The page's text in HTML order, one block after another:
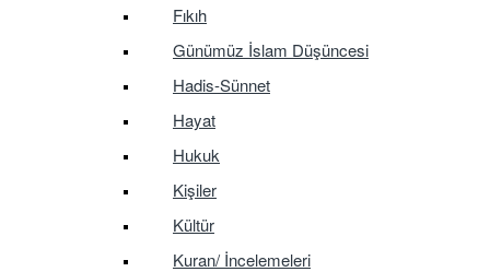
Fıkıh
Günümüz İslam Düşüncesi
Hadis-Sünnet
Hayat
Hukuk
Kişiler
Kültür
Kuran/ İncelemeleri